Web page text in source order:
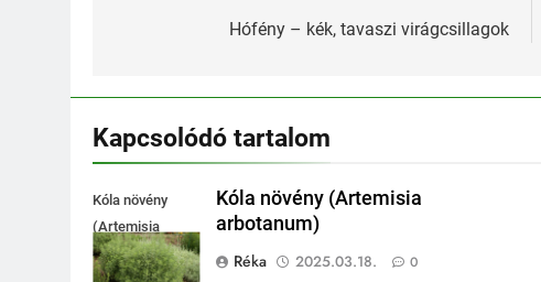
Hófény – kék, tavaszi virágcsillagok
Kapcsolódó tartalom
Kóla növény
(Artemisia
arbotanum)
Kóla növény (Artemisia
arbotanum)
Réka
2025.03.18. 0